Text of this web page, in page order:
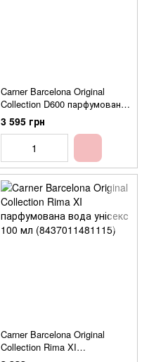
Carner Barcelona Original
Collection D600 парфумована
вода унісекс 100 мл
(8437011481047)
3 595 грн
Carner Barcelona Original
Collection Rima XI